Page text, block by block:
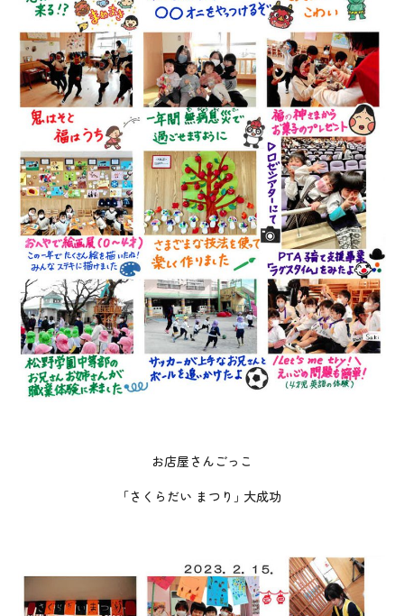
お店屋さんごっこ
｢さくらだい まつり｣ 大成功